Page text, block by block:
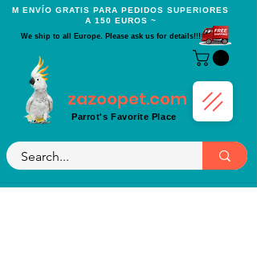
Μ ENVÍO GRATIS PARA PEDIDOS SUPERIORES
A 150 EUROS ~
We ship to all Europe. Please ask us for details!!!
zazoopet.com
Parrot's Favorite Place